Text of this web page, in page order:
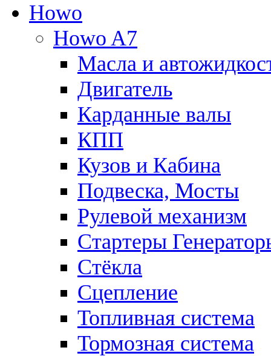
Howo
Howo A7
Масла и
Двигатель
Карданные валы
КПП
Кузов и Кабина
Подвеска, Мосты
Рулевой механизм
Стартеры
Стёкла
Сцепление
Топливная система
Тормозная система